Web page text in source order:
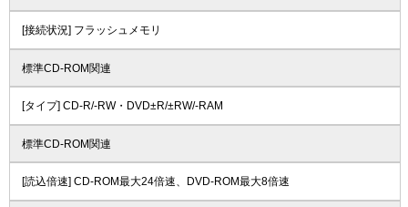
[接続状況] フラッシュメモリ
標準CD-ROM関連
[タイプ] CD-R/-RW・DVD±R/±RW/-RAM
標準CD-ROM関連
[読込倍速] CD-ROM最大24倍速、DVD-ROM最大8倍速